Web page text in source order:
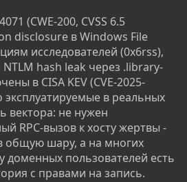
(CWE-200, CVSS 6.5
disclosure в Windows File
исследователей (0x6rss),
NTLM hash leak через .library-
в CISA KEV (CVE-2025-
эксплуатируемые в реальных
вектора: не нужен
RPC-вызов к хосту жертвы -
общую шару, а на многих
доменных пользователей есть
с правами на запись.